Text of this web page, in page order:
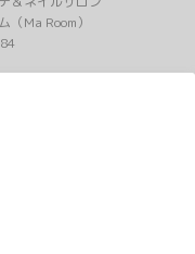
Ma Room）